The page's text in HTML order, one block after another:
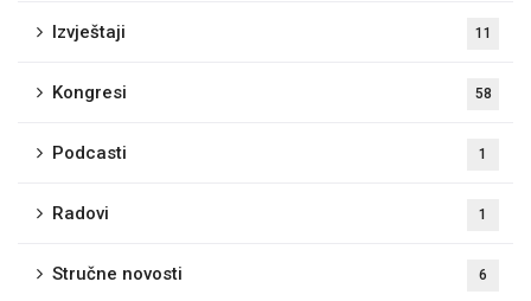
Izvještaji 11
Kongresi 58
Podcasti 1
Radovi 1
Stručne novosti 6